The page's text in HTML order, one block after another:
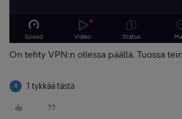
On tehty VPN:n ollessa päällä. Tuossa
1 tykkää tästä